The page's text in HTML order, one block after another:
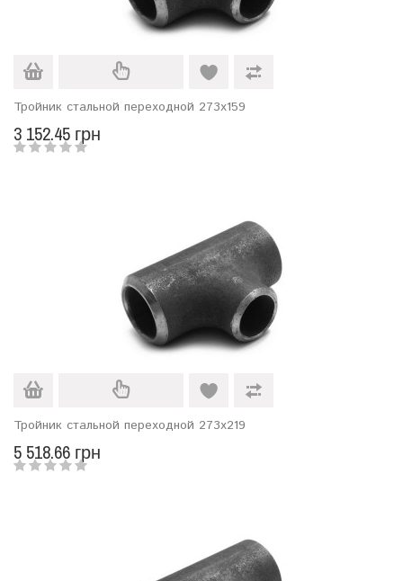
Тройник стальной переходной 273х159
3 152.45 грн
Тройник стальной переходной 273х219
5 518.66 грн